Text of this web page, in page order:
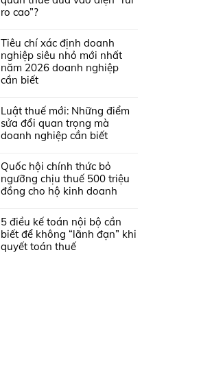
ro cao”?
Tiêu chí xác định doanh
nghiệp siêu nhỏ mới nhất
năm 2026 doanh nghiệp
cần biết
Luật thuế mới: Những điểm
sửa đổi quan trọng mà
doanh nghiệp cần biết
Quốc hội chính thức bỏ
ngưỡng chịu thuế 500 triệu
đồng cho hộ kinh doanh
5 điều kế toán nội bộ cần
biết để không “lãnh đạn” khi
quyết toán thuế